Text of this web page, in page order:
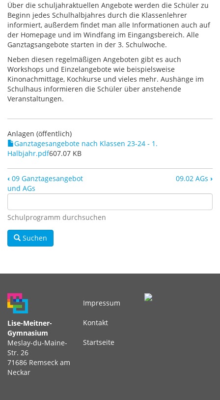
Über die schuljahraktuellen Angebote werden die Schüler zu
Beginn jedes Schulhalbjahres durch die Klassenlehrer
informiert, außerdem findet man alle Informationen auch auf
der Homepage und im Windfang im Eingangsbereich. Alle
Ganztagsangebote starten in der 3. Schulwoche.
Neben diesen regelmäßigen Angeboten gibt es auch
Workshops und Einzelangebote wie beispielsweise
Kinonachmittage, Kochkurse und vieles mehr. Aushänge im
Schulhaus informieren die Schüler über anstehende
Veranstaltungen.
Anlagen (öffentlich)
Ganztagesangebote nach Klassen 23-24 - 1.
Halbjahr.pdf607.07 KB
‹ 09 Ganztagesangebot
und AGs
09.02 AGs ›
Schulprogramm durchsuchen
Suchen
Lise-Meitner-
Gymnasium
Meslay-du-Maine-
Str. 26
71686 Remseck am
Neckar
Fußbereichsmenü
Impressum
Kontakt
Startseite